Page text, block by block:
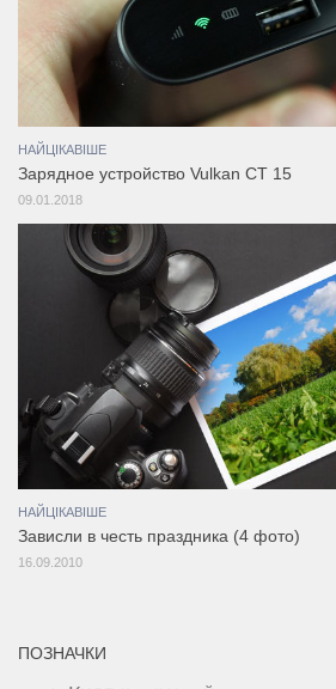
НАЙЦІКАВІШЕ
Зарядное устройство Vulkan CT 15
09.01.2018
НАЙЦІКАВІШЕ
Зависли в честь праздника (4 фото)
16.09.2010
ПОЗНАЧКИ